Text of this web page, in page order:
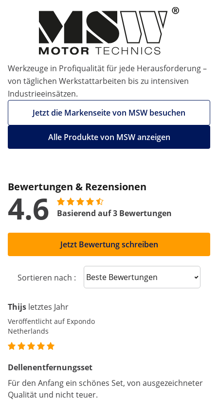
Werkzeuge in Profiqualität für jede Herausforderung –
von täglichen Werkstattarbeiten bis zu intensiven
Industrieeinsätzen.
Jetzt die Markenseite von MSW besuchen
Alle Produkte von MSW anzeigen
Bewertungen & Rezensionen
4.6 Basierend auf 3 Bewertungen
Jetzt Bewertung schreiben
Sortieren nach : Sort reviews
Thijs letztes Jahr
Veröffentlicht auf Expondo
Netherlands
Dellenentfernungsset
Für den Anfang ein schönes Set, von ausgezeichneter
Qualität und nicht teuer.